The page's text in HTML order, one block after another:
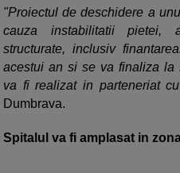
"Proiectul de deschidere a
cauza instabilitatii pietei,
structurate, inclusiv
acestui an si se va finaliza la
va fi realizat in parteneriat
Dumbrava.
Spitalul va fi amplasat in